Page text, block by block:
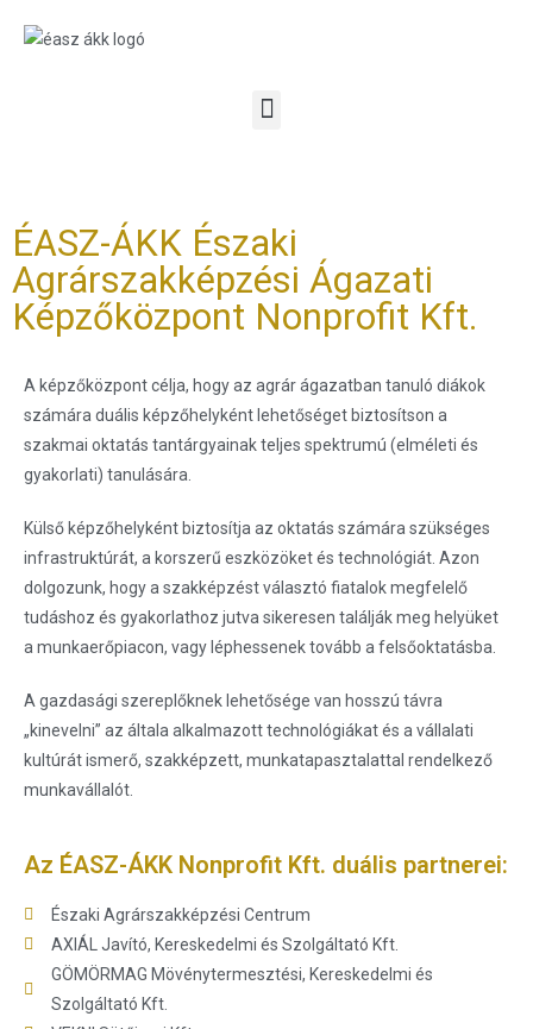
ÉASZ-ÁKK Északi
Agrárszakképzési Ágazati
Képzőközpont Nonprofit Kft.
A képzőközpont célja, hogy az agrár ágazatban tanuló diákok
számára duális képzőhelyként lehetőséget biztosítson a
szakmai oktatás tantárgyainak teljes spektrumú (elméleti és
gyakorlati) tanulására.
Külső képzőhelyként biztosítja az oktatás számára szükséges
infrastruktúrát, a korszerű eszközöket és technológiát. Azon
dolgozunk, hogy a szakképzést választó fiatalok megfelelő
tudáshoz és gyakorlathoz jutva sikeresen találják meg helyüket
a munkaerőpiacon, vagy léphessenek tovább a felsőoktatásba.
A gazdasági szereplőknek lehetősége van hosszú távra
„kinevelni” az általa alkalmazott technológiákat és a vállalati
kultúrát ismerő, szakképzett, munkatapasztalattal rendelkező
munkavállalót.
Az ÉASZ-ÁKK Nonprofit Kft. duális partnerei:
Északi Agrárszakképzési Centrum
AXIÁL Javító, Kereskedelmi és Szolgáltató Kft.
GÖMÖRMAG Mövénytermesztési, Kereskedelmi és
Szolgáltató Kft.